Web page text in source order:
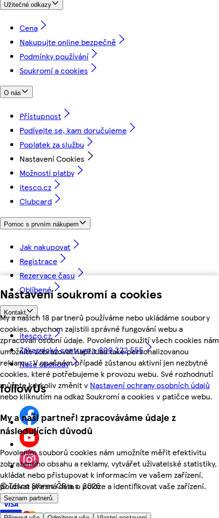
Nastavení soukromí a cookies
My a našich 18 partnerů používáme nebo ukládáme soubory
cookies, abychom zajistili správné fungování webu a
zpracovali osobní údaje. Povolením použití všech cookies nám
umožníte zobrazovat například také personalizovanou
reklamu. V opačném případě zůstanou aktivní jen nezbytné
cookies, které potřebujeme k provozu webu. Své rozhodnutí
můžete kdykoliv změnit v Nastavení ochrany osobních údajů
nebo kliknutím na odkaz Soukromí a cookies v patičce webu.
My a naši partneři zpracováváme údaje z
následujících důvodů
Povolením souborů cookies nám umožníte měřit efektivitu
zobrazeného obsahu a reklamy, vytvářet uživatelské statistiky,
ukládat nebo přistupovat k informacím ve vašem zařízení,
používat přesná data o poloze a identifikovat vaše zařízení.
Seznam partnerů.
Užitečné odkazy
Cena
Nakupujte online bezpečně
Podmínky používání
Soukromí a cookies
O nás
Přístupnost
Podívejte se, kam doručujeme
Poplatek za službu
Nastavení Cookies
Možnosti platby
itesco.cz
Clubcard
Pomoc s prvním nákupem
Jak nakupovat
Registrace
Rezervace času
Oblíbené
Kontakt
itesco.cz
Zákaznické centrum - 800 222 555
Naše obchody
followUs
©Tesco Stores ČR a.s. 2026